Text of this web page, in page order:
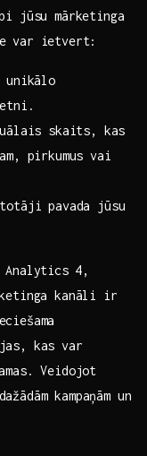
‌jūsu mārketinga
var‌ ietvert:
unikālo⁢
skaits, kas
pirkumus vai
pavada jūsu
Analytics⁣ 4,
kanāli ir
kas var
Veidojot
​kampaņām un